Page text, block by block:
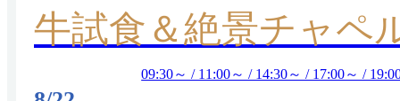
牛試食＆絶景チャペ
09:30～ / 11:00～ / 14:30～ / 17:00～ /